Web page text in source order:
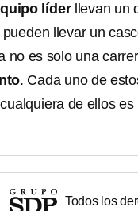
líderllevan un
llevar un
no es solo una
. Cada uno de
de ellos
Todos los